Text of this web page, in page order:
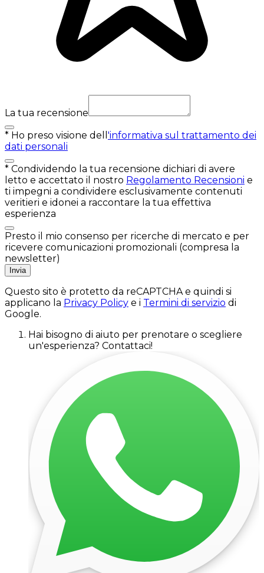
La tua recensione
* Ho preso visione dell 'informativa sul trattamento dei
dati personali
* Condividendo la tua recensione dichiari di avere
letto e accettato il nostro Regolamento Recensioni e
ti impegni a condividere esclusivamente contenuti
veritieri e idonei a raccontare la tua effettiva
esperienza
Presto il mio consenso per ricerche di mercato e per
ricevere comunicazioni promozionali (compresa la
newsletter)
Invia
Questo sito è protetto da reCAPTCHA e quindi si
applicano la Privacy Policy e i Termini di servizio di
Google.
Hai bisogno di aiuto per prenotare o scegliere
un'esperienza? Contattaci!